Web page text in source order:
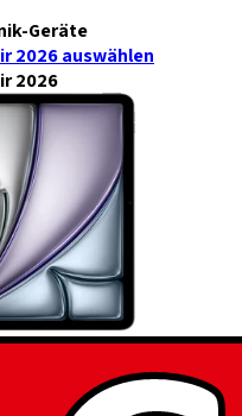
Geräte
2026auswählen
2026